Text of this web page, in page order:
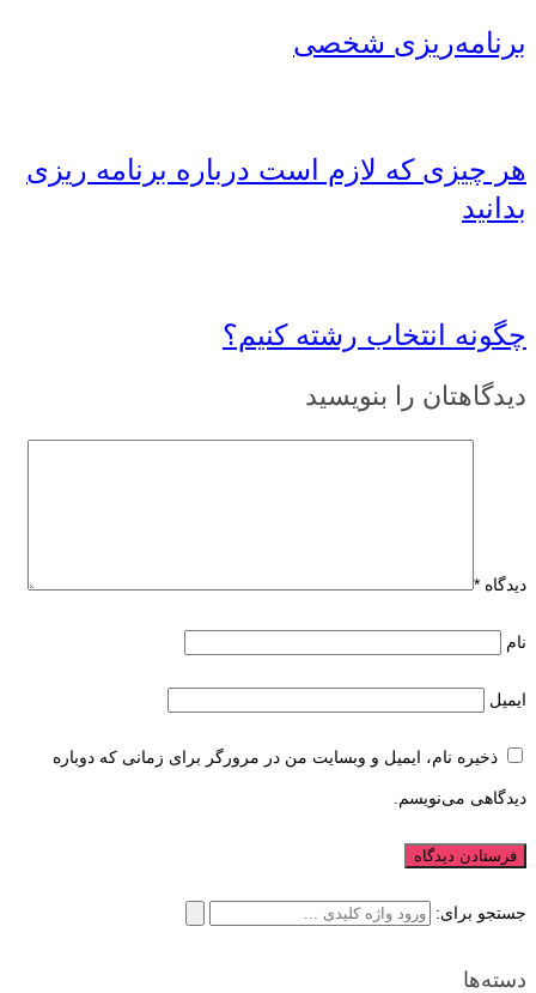
برنامه‌ریزی شخصی
هر چیزی که لازم است درباره برنامه ریزی
بدانید
چگونه انتخاب رشته کنیم؟
دیدگاهتان را بنویسید
دیدگاه *
نام
ایمیل
ذخیره نام، ایمیل و وبسایت من در مرورگر برای زمانی که دوباره
دیدگاهی می‌نویسم.
جستجو برای:
دسته‌ها